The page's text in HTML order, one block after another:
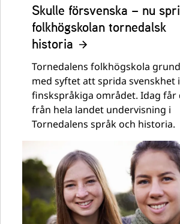
Skulle försvenska – nu
folkhögskolan tornedalsk
historia
Tornedalens folkhögskola
med syftet att sprida svenskhet
finskspråkiga området. Idag får
från hela landet undervisning i
Tornedalens språk och historia.